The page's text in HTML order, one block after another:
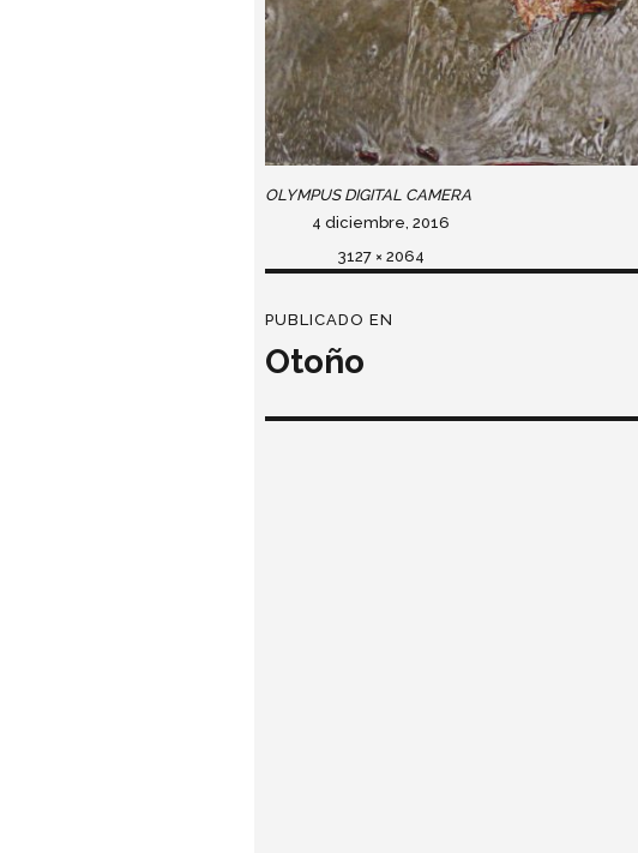
OLYMPUS DIGITAL CAMERA
Publicado
4 diciembre, 2016
Tamaño
completo
3127 × 2064
de
entradas
PUBLICADO EN
Otoño